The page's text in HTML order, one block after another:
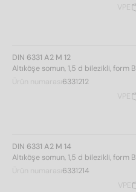
VPE
DIN 6331 A2 M 12
Altıköşe somun, 1,5 d bilezikli, form B
Ürün numarası 6331212
VPE
DIN 6331 A2 M 14
Altıköşe somun, 1,5 d bilezikli, form B
Ürün numarası 6331214
VPE